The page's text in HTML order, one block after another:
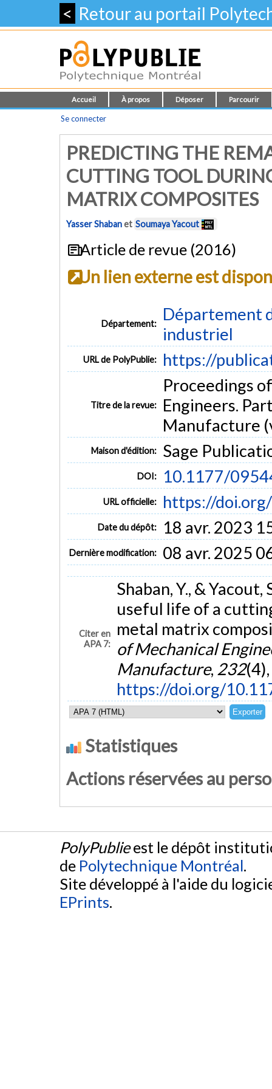
< Retour au portail
Accueil À propos Déposer Parcourir
Se connecter
PREDICTING THE
CUTTING TOOL
MATRIX COMPOSITES
Yasser Shabanet Soumaya Yacout
Article de revue (2016)
Un lien externe est
Département:
Département
industriel
URL de PolyPublie: https://
Titre de la revue:
Proceedings
Engineers.
Manufacture
Maison d'édition: Sage
DOI: 10.1177/
URL officielle: https://
Date du dépôt: 18 avr. 2023
Dernière modification: 08 avr. 2025
Citer en
APA 7:
Shaban, Y., &
useful life of a
metal matrix
of Mechanical
Manufacture, 232
https://doi.org/
Statistiques
Actions réservées au
PolyPublieest le dépôt
de Polytechnique Montréal.
Site développé à l'aide du
EPrints.